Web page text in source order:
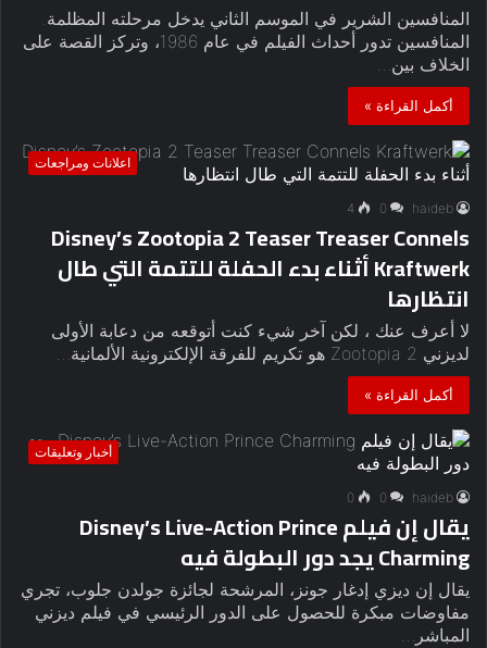
المنافسين الشرير في الموسم الثاني يدخل مرحلته المظلمة.
المنافسين تدور أحداث الفيلم في عام 1986، وتركز القصة على
الخلاف بين…
أكمل القراءة »
اعلانات ومراجعات
haideb
0
4
Disney’s Zootopia 2 Teaser Treaser Connels
Kraftwerk أثناء بدء الحفلة للتتمة التي طال
انتظارها
لا أعرف عنك ، لكن آخر شيء كنت أتوقعه من دعابة الأولى
لديزني Zootopia 2 هو تكريم للفرقة الإلكترونية الألمانية…
أكمل القراءة »
أخبار وتعليقات
haideb
0
0
يقال إن فيلم Disney’s Live-Action Prince
Charming يجد دور البطولة فيه
يقال إن ديزي إدغار جونز، المرشحة لجائزة جولدن جلوب، تجري
مفاوضات مبكرة للحصول على الدور الرئيسي في فيلم ديزني
المباشر…